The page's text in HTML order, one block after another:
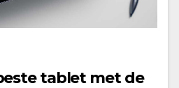
tablet met de